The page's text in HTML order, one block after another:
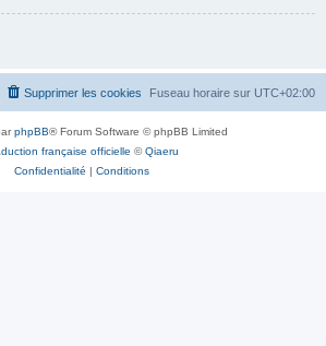
Fuseau horaire sur UTC+02:00
Supprimer les cookies
phpBB® Forum Software © phpBB Limited
française officielle ©Qiaeru
Confidentialité | Conditions